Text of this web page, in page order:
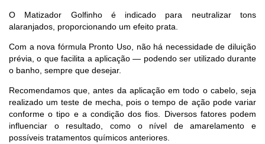
O Matizador Golfinho é indicado para neutralizar tons
alaranjados, proporcionando um efeito prata.
Com a nova fórmula Pronto Uso, não há necessidade de diluição
prévia, o que facilita a aplicação — podendo ser utilizado durante
o banho, sempre que desejar.
Recomendamos que, antes da aplicação em todo o cabelo, seja
realizado um teste de mecha, pois o tempo de ação pode variar
conforme o tipo e a condição dos fios. Diversos fatores podem
influenciar o resultado, como o nível de amarelamento e
possíveis tratamentos químicos anteriores.